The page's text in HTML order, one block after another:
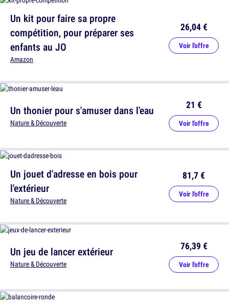
Un kit pour faire sa propre
compétition, pour préparer ses
enfants au JO
Amazon
26,04 €
Voir l'offre
Un jeu de lancer extérieur
Nature & Découverte
76,39 €
Voir l'offre
Un thonier pour s'amuser dans l'eau
Nature & Découverte
21 €
Voir l'offre
Un jouet d'adresse en bois pour
l'extérieur
Nature & Découverte
81,7 €
Voir l'offre